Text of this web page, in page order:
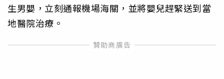
生男嬰，立刻通報機場海關，並將嬰兒趕緊送到當
地醫院治療。